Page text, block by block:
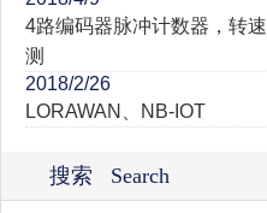
4路编码器脉冲计数器，转速
测
2018/2/26
LORAWAN、NB-IOT
搜索 Search